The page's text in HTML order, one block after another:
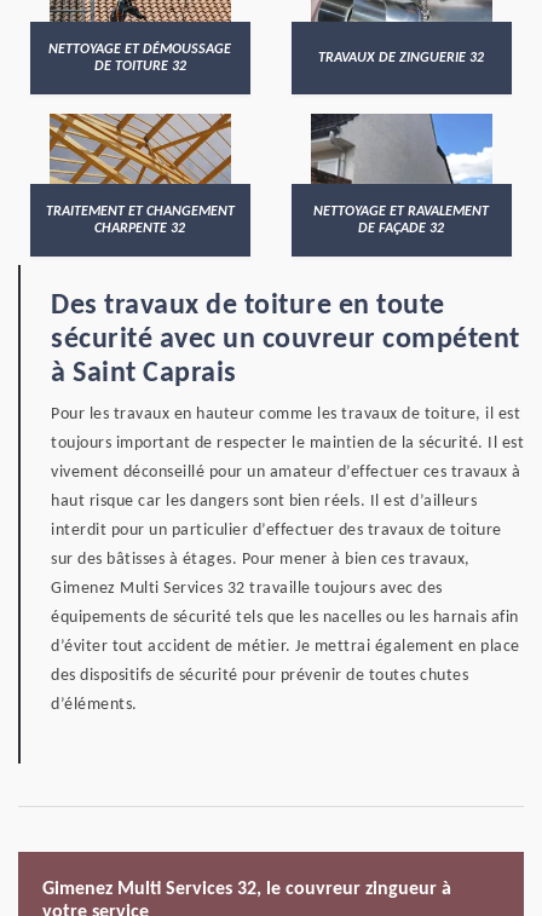
NETTOYAGE ET DÉMOUSSAGE
DE TOITURE 32
TRAVAUX DE ZINGUERIE 32
TRAITEMENT ET CHANGEMENT
CHARPENTE 32
NETTOYAGE ET RAVALEMENT
DE FAÇADE 32
Des travaux de toiture en toute
sécurité avec un couvreur compétent
à Saint Caprais
Pour les travaux en hauteur comme les travaux de toiture, il est
toujours important de respecter le maintien de la sécurité. Il est
vivement déconseillé pour un amateur d’effectuer ces travaux à
haut risque car les dangers sont bien réels. Il est d’ailleurs
interdit pour un particulier d’effectuer des travaux de toiture
sur des bâtisses à étages. Pour mener à bien ces travaux,
Gimenez Multi Services 32 travaille toujours avec des
équipements de sécurité tels que les nacelles ou les harnais afin
d’éviter tout accident de métier. Je mettrai également en place
des dispositifs de sécurité pour prévenir de toutes chutes
d’éléments.
Gimenez Multi Services 32, le couvreur zingueur à